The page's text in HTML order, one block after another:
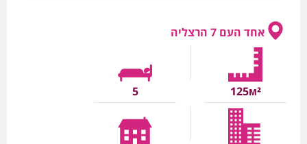
אחד העם 7 הרצליה
125м²
5